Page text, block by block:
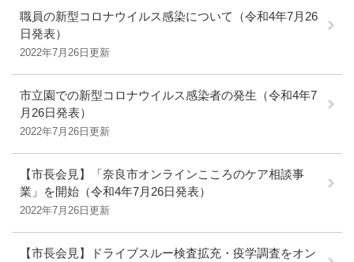
職員の新型コロナウイルス感染について（令和4年7月26
日発表）
2022年7月26日更新
市立園での新型コロナウイルス感染者の発生（令和4年7
月26日発表）
2022年7月26日更新
【市長会見】「奈良市オンラインこころのケア相談事
業」を開始（令和4年7月26日発表）
2022年7月26日更新
【市長会見】ドライブスルー検査拡充・疫学調査をオン